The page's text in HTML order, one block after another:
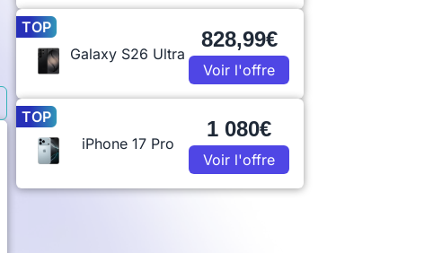
TOP
Galaxy S26 Ultra
828,99€
Voir l'offre
TOP
iPhone 17 Pro
1 080€
Voir l'offre